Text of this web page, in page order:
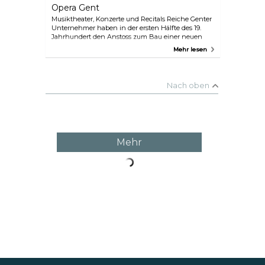
Ope­ra Gent
Musiktheater, Konzerte und Recitals Reiche Genter
Unternehmer haben in der ersten Hälfte des 19.
Jahrhundert den Anstoss zum Bau einer neuen
luxuriösen Oper gegeben. Sie sollte zum
Aushängeschild ihres neu erworbenen Wohlstands
Aufführungssaal galt es nicht nur zu sehen,
sondern auch gesehen zu werden. Der
Mehr lesen
Nach oben
Mehr